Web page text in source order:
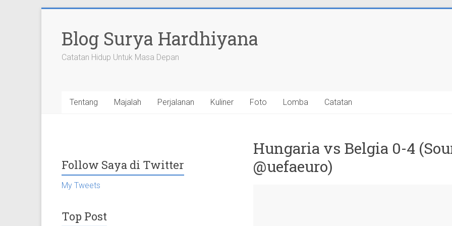
contentBlog Surya Hardhiyana
Catatan Hidup Untuk Masa Depan
Tentang Majalah Perjalanan Kuliner Foto Lomba Catatan
Hungaria vs Belgia 0-4
@uefaeuro)
Follow Saya di Twitter
My Tweets
Top Post